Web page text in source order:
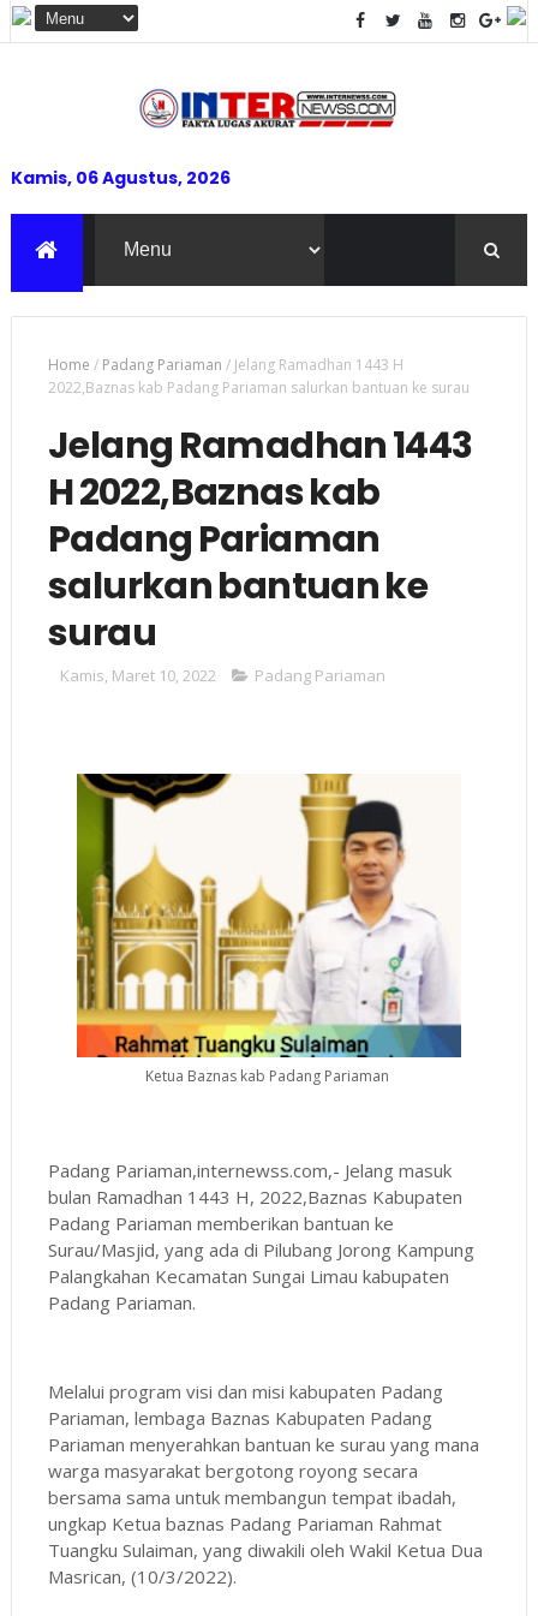
Kamis, 06 Agustus, 2026
Home / Padang Pariaman / Jelang Ramadhan 1443 H
2022,Baznas kab Padang Pariaman salurkan bantuan ke surau
Jelang Ramadhan 1443
H 2022,Baznas kab
Padang Pariaman
salurkan bantuan ke
surau
Kamis, Maret 10, 2022 Padang Pariaman
Ketua Baznas kab Padang Pariaman
Padang Pariaman,internewss.com,- Jelang masuk
bulan Ramadhan 1443 H, 2022,Baznas Kabupaten
Padang Pariaman memberikan bantuan ke
Surau/Masjid, yang ada di Pilubang Jorong Kampung
Palangkahan Kecamatan Sungai Limau kabupaten
Padang Pariaman.
Melalui program visi dan misi kabupaten Padang
Pariaman, lembaga Baznas Kabupaten Padang
Pariaman menyerahkan bantuan ke surau yang mana
warga masyarakat bergotong royong secara
bersama sama untuk membangun tempat ibadah,
ungkap Ketua baznas Padang Pariaman Rahmat
Tuangku Sulaiman, yang diwakili oleh Wakil Ketua Dua
Masrican, (10/3/2022).